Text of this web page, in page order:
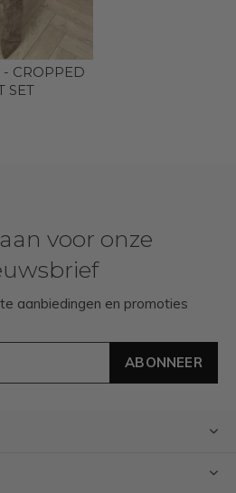
- CROPPED
SET
voor onze
aanbiedingen en promoties
ABONNEER